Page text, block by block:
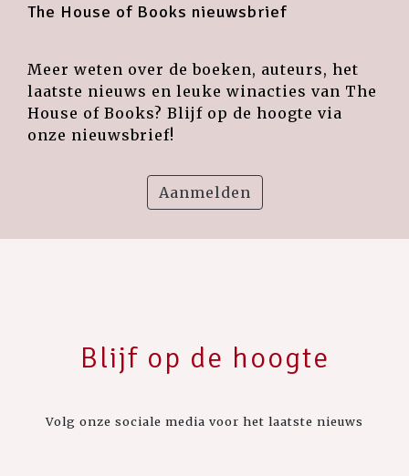
The House of Books nieuwsbrief
Meer weten over de boeken, auteurs, het
laatste nieuws en leuke winacties van The
House of Books? Blijf op de hoogte via
onze nieuwsbrief!
Aanmelden
Blijf op de hoogte
Volg onze sociale media voor het laatste nieuws